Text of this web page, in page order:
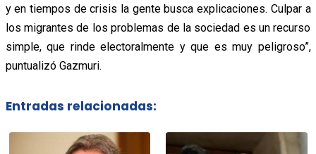
y en tiempos de crisis la gente busca explicaciones. Culpar a
los migrantes de los problemas de la sociedad es un recurso
simple, que rinde electoralmente y que es muy peligroso”,
puntualizó Gazmuri.
Entradas relacionadas: